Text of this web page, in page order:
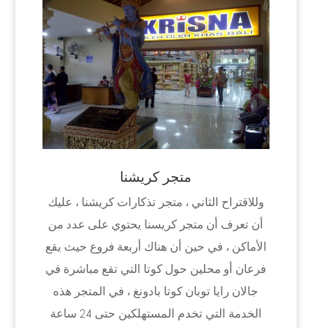
متجر كريشنا
وللاقتراح الثاني ، متجر تذكارات كريشنا ، عليك
أن تعرف أن متجر كريسنا يحتوي على عدد من
الأماكن ، في حين أن هناك أربعة فروع حيث يقع
فرعان أو محلين حول كوتا التي تقع مباشرة في
جالان رايا توبان كوتا بادونغ ، في المتجر هذه
الخدمة التي تخدم المستهلكين حتى 24 ساعة